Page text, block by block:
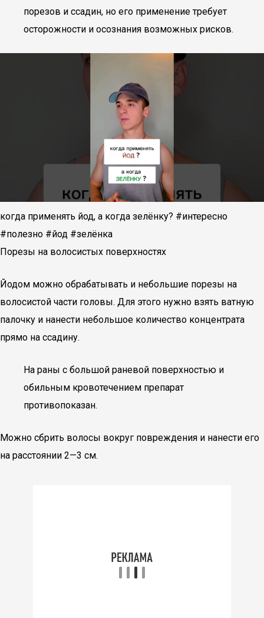
порезов и ссадин, но его применение требует
осторожности и осознания возможных рисков.
когда применять йод, а когда зелёнку? #интересно
#полезно #йод #зелёнка
Порезы на волосистых поверхностях
Йодом можно обрабатывать и небольшие порезы на
волосистой части головы. Для этого нужно взять ватную
палочку и нанести небольшое количество концентрата
прямо на ссадину.
На раны с большой раневой поверхностью и
обильным кровотечением препарат
противопоказан.
Можно сбрить волосы вокруг повреждения и нанести его
на расстоянии 2—3 см.